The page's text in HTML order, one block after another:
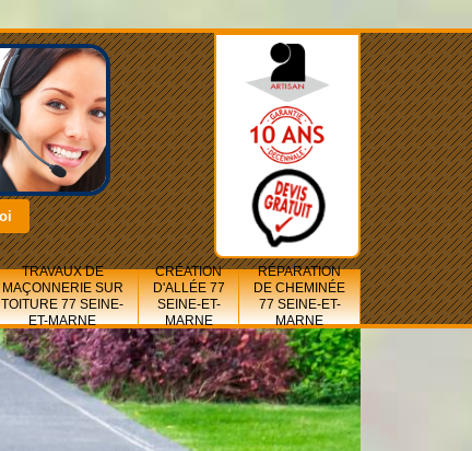
TRAVAUX DE
MAÇONNERIE SUR
TOITURE 77 SEINE-
ET-MARNE
CRÉATION
D'ALLÉE 77
SEINE-ET-
MARNE
RÉPARATION
DE CHEMINÉE
77 SEINE-ET-
MARNE